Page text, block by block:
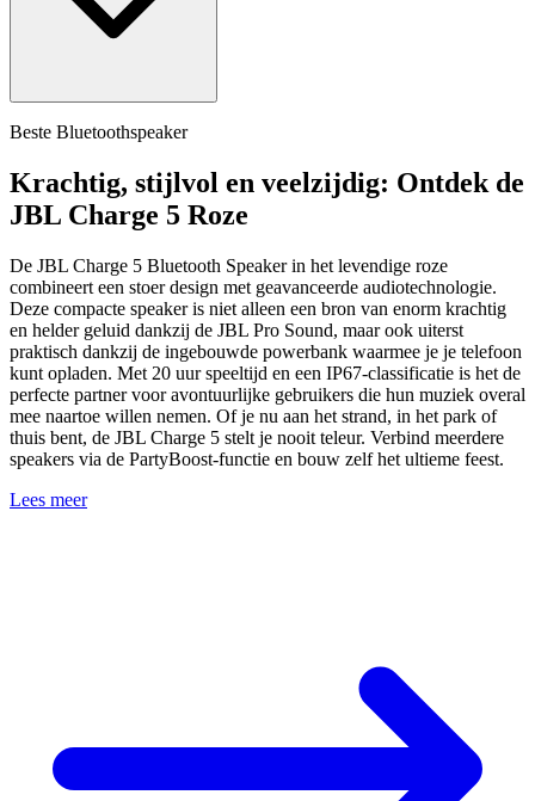
Beste Bluetoothspeaker
Krachtig, stijlvol en veelzijdig: Ontdek de
JBL Charge 5 Roze
De JBL Charge 5 Bluetooth Speaker in het levendige roze
combineert een stoer design met geavanceerde audiotechnologie.
Deze compacte speaker is niet alleen een bron van enorm krachtig
en helder geluid dankzij de JBL Pro Sound, maar ook uiterst
praktisch dankzij de ingebouwde powerbank waarmee je je telefoon
kunt opladen. Met 20 uur speeltijd en een IP67-classificatie is het de
perfecte partner voor avontuurlijke gebruikers die hun muziek overal
mee naartoe willen nemen. Of je nu aan het strand, in het park of
thuis bent, de JBL Charge 5 stelt je nooit teleur. Verbind meerdere
speakers via de PartyBoost-functie en bouw zelf het ultieme feest.
Lees meer